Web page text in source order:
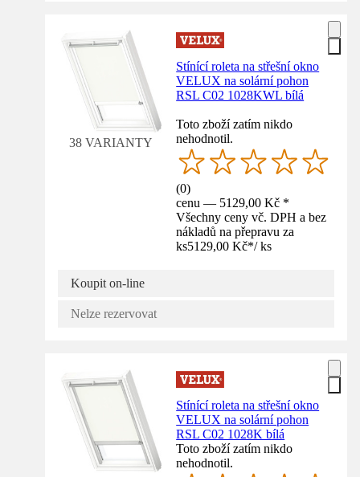
38 VARIANTY
Stínící roleta na střešní okno
VELUX na solární pohon
RSL C02 1028KWL bílá
Toto zboží zatím nikdo
nehodnotil.
(0)
cenu — 5129,00 Kč *
Všechny ceny vč. DPH a bez
nákladů na přepravu za
ks5129,00 Kč*/ ks
Koupit on-line
Nelze rezervovat
Stínící roleta na střešní okno
VELUX na solární pohon
RSL C02 1028K bílá
Toto zboží zatím nikdo
nehodnotil.